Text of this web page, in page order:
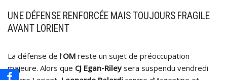
UNE DÉFENSE RENFORCÉE MAIS TOUJOURS FRAGILE
AVANT LORIENT
La défense de l’OM reste un sujet de préoccupation
majeure. Alors que CJ Egan-Rileysera suspendu vendredi